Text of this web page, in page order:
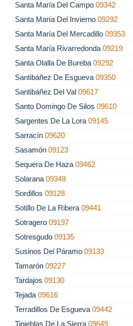
Santa María Del Campo 09342
Santa María Del Invierno 09292
Santa María Del Mercadillo 09353
Santa María Rivarredonda 09219
Santa Olalla De Bureba 09292
Santibáñez De Esgueva 09350
Santibáñez Del Val 09617
Santo Domingo De Silos 09610
Sargentes De La Lora 09145
Sarracín 09620
Sasamón 09123
Sequera De Haza 09462
Solarana 09348
Sordillos 09128
Sotillo De La Ribera 09441
Sotragero 09197
Sotresgudo 09135
Susinos Del Páramo 09133
Tamarón 09227
Tardajos 09130
Tejada 09616
Terradillos De Esgueva 09442
Tinieblas De La Sierra 09649